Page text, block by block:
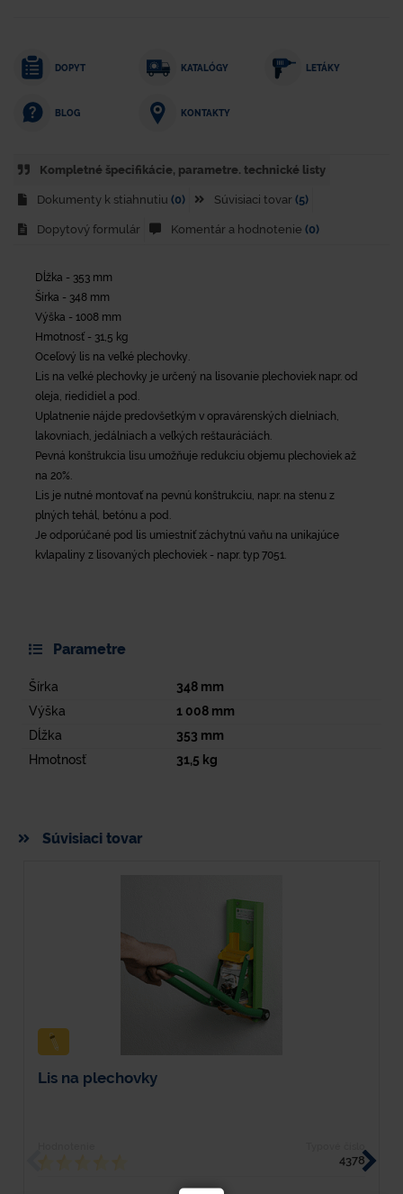
DOPYT KATALÓGY LETÁKY
BLOG KONTAKTY
Kompletné špecifikácie, parametre. technické listy
Dokumenty k stiahnutiu (0) Súvisiaci tovar (5)
Dopytový formulár Komentár a hodnotenie (0)
Dĺžka - 353 mm
Šírka - 348 mm
Výška - 1008 mm
Hmotnosť - 31,5 kg
Oceľový lis na veľké plechovky.
Lis na veľké plechovky je určený na lisovanie plechoviek napr. od
oleja, riedidiel a pod.
Uplatnenie nájde predovšetkým v opravárenských dielniach,
lakovniach, jedálniach a veľkých reštauráciách.
Pevná konštrukcia lisu umožňuje redukciu objemu plechoviek až
na 20%.
Lis je nutné montovať na pevnú konštrukciu, napr. na stenu z
plných tehál, betónu a pod.
Je odporúčané pod lis umiestniť záchytnú vaňu na unikajúce
kvlapaliny z lisovaných plechoviek - napr. typ 7051.
Parametre
Šírka 348mm
Výška
1 008mm
Dĺžka
353 mm
Hmotnosť
31,5 kg
Súvisiaci tovar
Lis na plechovky
4378